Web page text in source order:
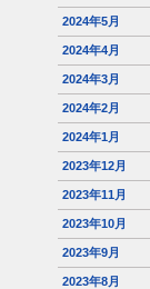
2024年5月
2024年4月
2024年3月
2024年2月
2024年1月
2023年12月
2023年11月
2023年10月
2023年9月
2023年8月